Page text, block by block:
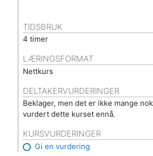
TIDSBRUK
4 timer
LÆRINGSFORMAT
Nettkurs
DELTAKERVURDERINGER
Beklager, men det er ikke mange
vurdert dette kurset ennå.
KURSVURDERINGER
Gi en vurdering